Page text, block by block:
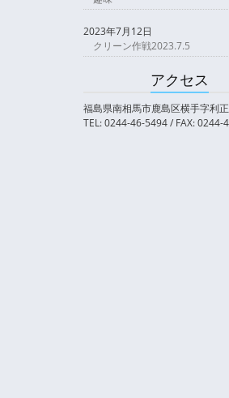
2023年7月12日
クリーン作戦2023.7.5
アクセス
福島県南相馬市鹿島区横手字利
TEL: 0244-46-5494 / FAX: 0244-